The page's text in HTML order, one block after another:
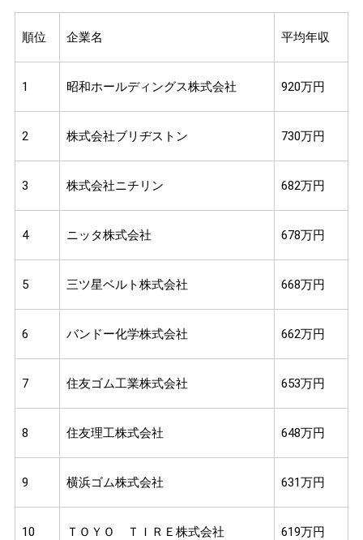
順位 企業名 平均年収
1 昭和ホールディングス株式会社 920万円
2 株式会社ブリヂストン 730万円
3 株式会社ニチリン 682万円
4 ニッタ株式会社 678万円
5 三ツ星ベルト株式会社 668万円
6 バンドー化学株式会社 662万円
7 住友ゴム工業株式会社 653万円
8 住友理工株式会社 648万円
9 横浜ゴム株式会社 631万円
10 ＴＯＹＯ ＴＩＲＥ株式会社 619万円